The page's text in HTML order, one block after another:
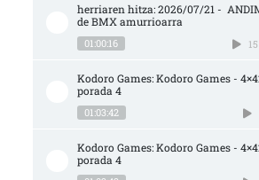
herriaren hitza: 2026/07/21 -
de BMX amurrioarra
01:00:16 15
Kodoro Games: Kodoro Games -
porada 4
01:03:42
Kodoro Games: Kodoro Games -
porada 4